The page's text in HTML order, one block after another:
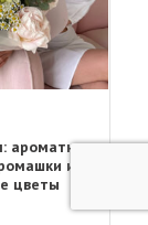
ароматные
и
цветы